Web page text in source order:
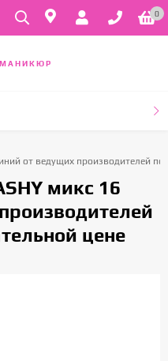
0
от ведущих производителей по
микс 16
цене